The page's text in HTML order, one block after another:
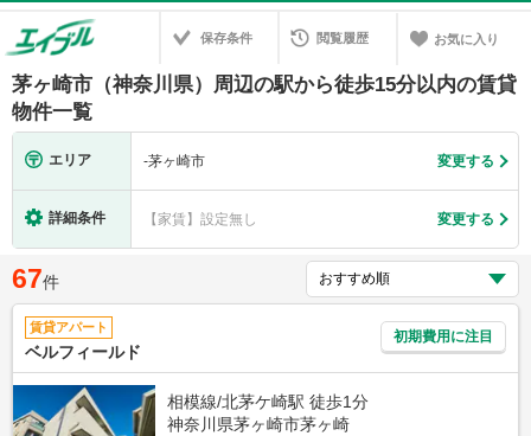
保存条件 閲覧履歴 お気に入り
茅ヶ崎市（神奈川県）周辺の駅から徒歩15分以内の賃貸
物件一覧
エリア -茅ヶ崎市 変更する
詳細条件 【家賃】設定無し 変更する
67件
賃貸アパート
ベルフィールド
初期費用に注目
相模線/北茅ケ崎駅 徒歩1分
神奈川県茅ヶ崎市茅ヶ崎